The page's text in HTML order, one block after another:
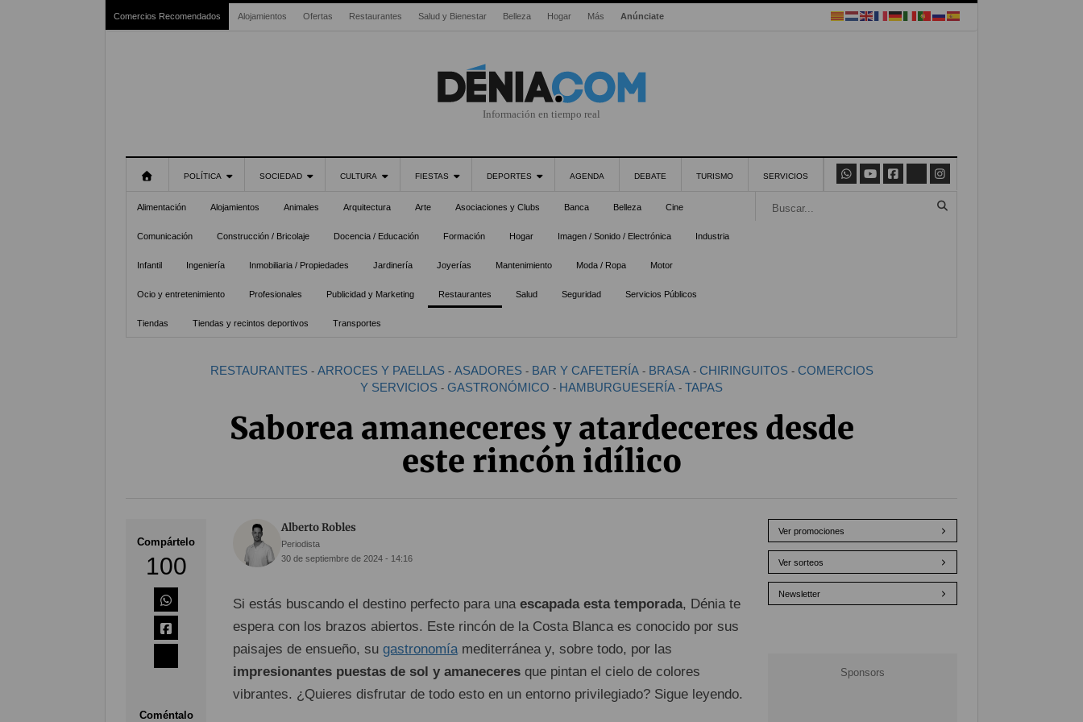
Comercios Recomendados Alojamientos Ofertas Restaurantes Salud y Bienestar Belleza Hogar Más Anúnciate
Información en tiempo real
POLÍTICA SOCIEDAD CULTURA FIESTAS DEPORTES AGENDA DEBATE TURISMO SERVICIOS
Alimentación Alojamientos Animales Arquitectura Arte Asociaciones y Clubs Banca Belleza Cine
Comunicación Construcción / Bricolaje Docencia / Educación Formación Hogar Imagen / Sonido / Electrónica Industria
Infantil Ingeniería Inmobiliaria / Propiedades Jardinería Joyerías Mantenimiento Moda / Ropa Motor
Ocio y entretenimiento Profesionales Publicidad y Marketing Restaurantes Salud Seguridad Servicios Públicos
Tiendas Tiendas y recintos deportivos Transportes
RESTAURANTES- ARROCES Y PAELLAS- ASADORES- BAR Y CAFETERÍA- BRASA- CHIRINGUITOS- COMERCIOS
Y SERVICIOS - GASTRONÓMICO - HAMBURGUESERÍA - TAPAS
Saborea amaneceres y atardeceres desde
este rincón idílico
Compártelo
100
Coméntalo
Alberto Robles
Periodista
30 de septiembre de 2024 - 14:16
Si estás buscando el destino perfecto para una escapada esta temporada, Dénia te
espera con los brazos abiertos. Este rincón de la Costa Blanca es conocido por sus
paisajes de ensueño, su gastronomíamediterránea y, sobre todo, por las
impresionantes puestas de sol y amaneceresque pintan el cielo de colores
vibrantes. ¿Quieres disfrutar de todo esto en un entorno privilegiado? Sigue leyendo.
Ver promociones
Ver sorteos
Newsletter